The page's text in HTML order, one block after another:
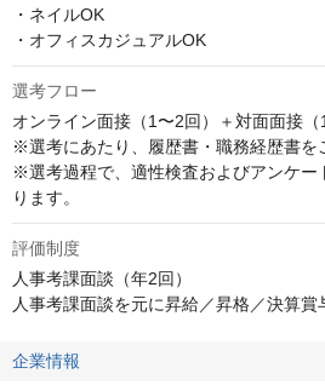
・ネイルOK
・オフィスカジュアルOK
選考フロー
オンライン面接（1〜2回）＋対面面接（1
※選考にあたり、履歴書・職務経歴書を
※選考過程で、適性検査およびアンケー
ります。
評価制度
人事考課面談（年2回）
人事考課面談を元に昇給／昇格／決算賞
企業情報